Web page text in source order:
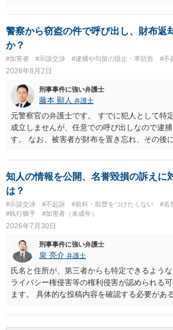
警察から窃盗の件で呼び出し、財布返
か？
#加害者 #示談交渉 #逮捕や勾留の阻止・準抗告 #不
2026年8月2日
刑事事件に強い弁護士
藤本 顯人 弁護士
元警察官の弁護士です。 すでに犯人として特
成立しませんが、任意での呼び出しなので逮
す。 なお、被害者が財布を置き忘れ、その後
と言い逃れはかなり厳しいものと思います。
知人の情報を公開、名誉毀損の訴えに
は？
#示談交渉 #不起訴 #前科・前歴をつけたくない
#名
#執行猶予
#加害者（未成年）
2026年7月30日
刑事事件に強い弁護士
泉 亮介 弁護士
氏名と住所が、第三者からも特定できるよう
ライバシー権侵害等の権利侵害が認められる
ます。 具体的な投稿内容を確認する必要があ
でしょう。